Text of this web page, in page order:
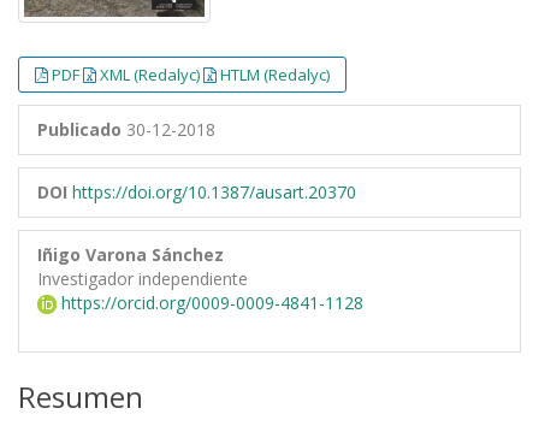
PDF XML (Redalyc) HTLM (Redalyc)
Publicado 30-12-2018
DOI https://doi.org/10.1387/ausart.20370
Iñigo Varona Sánchez
Investigador independiente
https://orcid.org/0009-0009-4841-1128
Resumen